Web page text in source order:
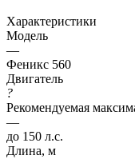
Характеристики
Модель
—
Феникс 560
Двигатель
?
Рекомендуемая
—
до 150 л.с.
Длина, м